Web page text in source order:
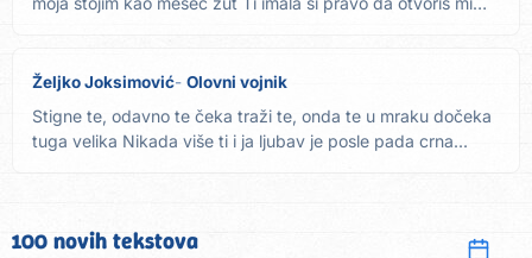
Željko Joksimović Olovni vojnik
Stigne te, odavno te čeka traži te, onda te u mraku dočeka
tuga velika Nikada više ti i ja ljubav je posle pada crna...
100 novih tekstova